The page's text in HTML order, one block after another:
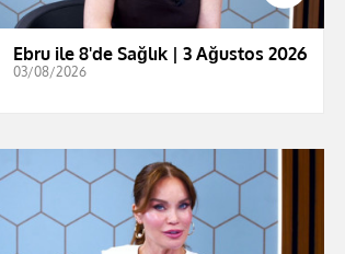
Ebru ile 8'de Sağlık | 3 Ağustos 2026
03/08/2026